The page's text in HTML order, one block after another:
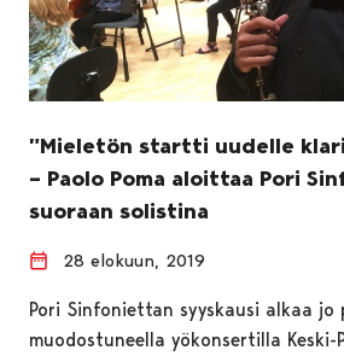
”Mieletön startti uudelle
– Paolo Poma aloittaa Pori
suoraan solistina
28 elokuun, 2019
Pori Sinfoniettan syyskausi alkaa jo
muodostuneella yökonsertilla Keski-